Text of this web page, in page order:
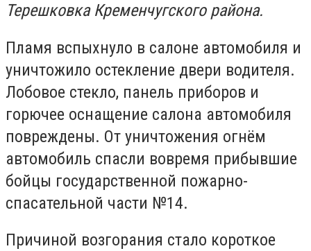
Терешковка Кременчугского района.
Пламя вспыхнуло в салоне автомобиля и
уничтожило остекление двери водителя.
Лобовое стекло, панель приборов и
горючее оснащение салона автомобиля
повреждены. От уничтожения огнём
автомобиль спасли вовремя прибывшие
бойцы государственной пожарно-
спасательной части №14.
Причиной возгорания стало короткое